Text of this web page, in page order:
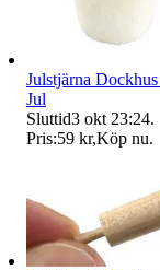
Julstjärna
Jul
Sluttid3 okt 23:24.
Pris:59 kr,Köp nu.